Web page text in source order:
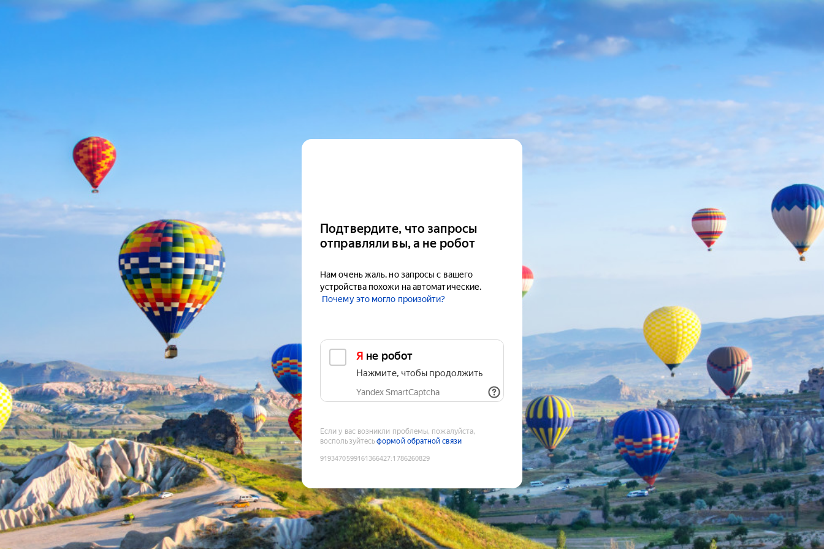
Подтвердите, что запросы
отправляли вы, а не робот
Нам очень жаль, но запросы с вашего
устройства похожи на автоматические.
Почему это могло произойти?
Я не робот
Нажмите, чтобы продолжить
Yandex SmartCaptcha
Если у вас возникли проблемы, пожалуйста,
воспользуйтесьформой обратной связи
9193470599161366427:1786260829